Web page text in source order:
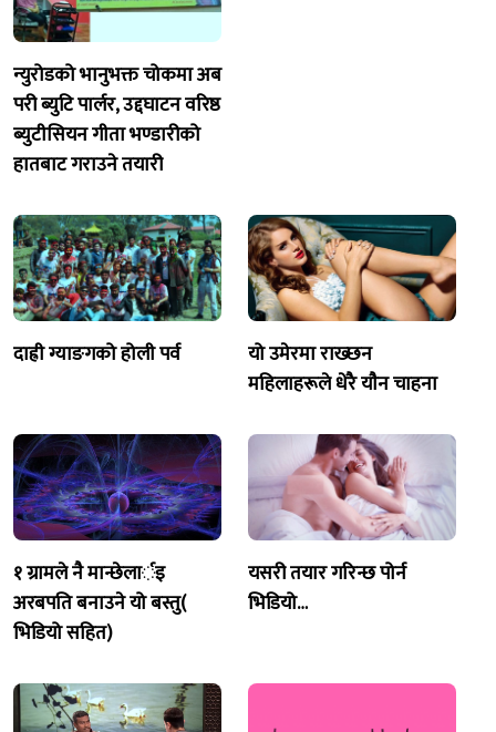
न्युरोडको भानुभक्त चोकमा अब
परी ब्युटि पार्लर, उद्दघाटन वरिष्ठ
ब्युटीसियन गीता भण्डारीको
हातबाट गराउने तयारी
दाह्री ग्याङगको होली पर्व
यो उमेरमा राख्छन
महिलाहरूले धेरै याैन चाहना
१ ग्रामले नै मान्छेलार्इ
अरबपति बनाउने यो बस्तु(
भिडियो सहित)
यसरी तयार गरिन्छ पोर्न
भिडियो…